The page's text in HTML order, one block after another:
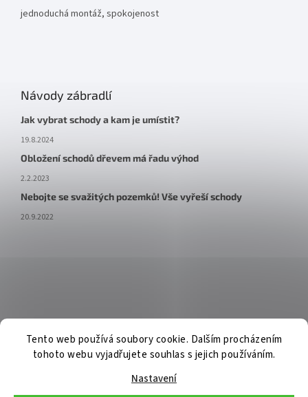
Tento web používá soubory cookie. Dalším procházením
tohoto webu vyjadřujete souhlas s jejich používáním.
Nastavení
jednoduchá montáž, spokojenost
Návody zábradlí
Jak vybrat schody a kam je umístit?
19.8.2024
Obložení schodů dřevem má řadu výhod
2.2.2023
Nebojte se svažitých pozemků! Vše vyřeší schody
20.9.2022